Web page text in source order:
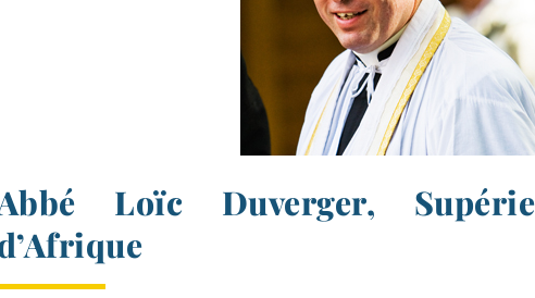
Loïc Duverger,